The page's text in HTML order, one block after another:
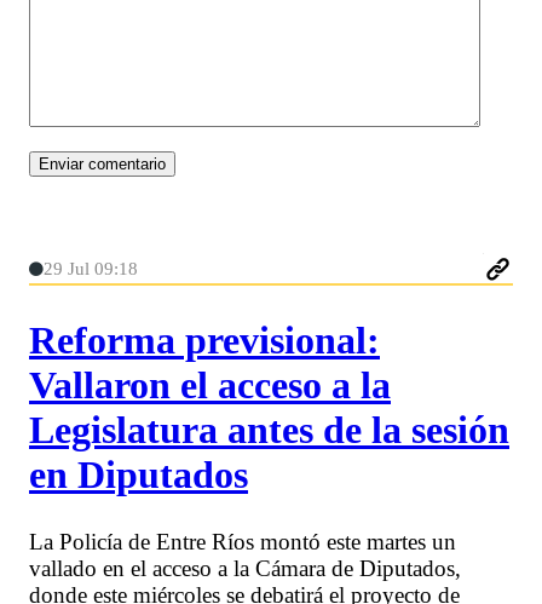
29 Jul 09:18
Reforma previsional:
Vallaron el acceso a la
Legislatura antes de la sesión
en Diputados
La Policía de Entre Ríos montó este martes un
vallado en el acceso a la Cámara de Diputados,
donde este miércoles se debatirá el proyecto de